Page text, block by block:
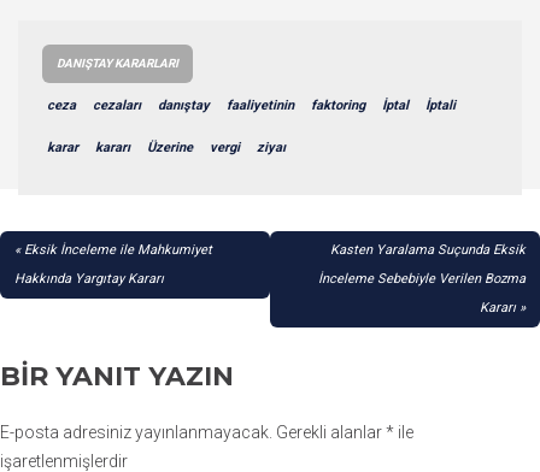
DANIŞTAY KARARLARI
ceza cezaları danıştay faaliyetinin faktoring İptal İptali
karar kararı Üzerine vergi ziyaı
YAZI
GEZINMESI
Eksik İnceleme ile Mahkumiyet
Hakkında Yargıtay Kararı
Kasten Yaralama Suçunda Eksik
İnceleme Sebebiyle Verilen Bozma
Kararı
BIR YANIT YAZIN
E-posta adresiniz yayınlanmayacak. Gerekli alanlar* ile
işaretlenmişlerdir